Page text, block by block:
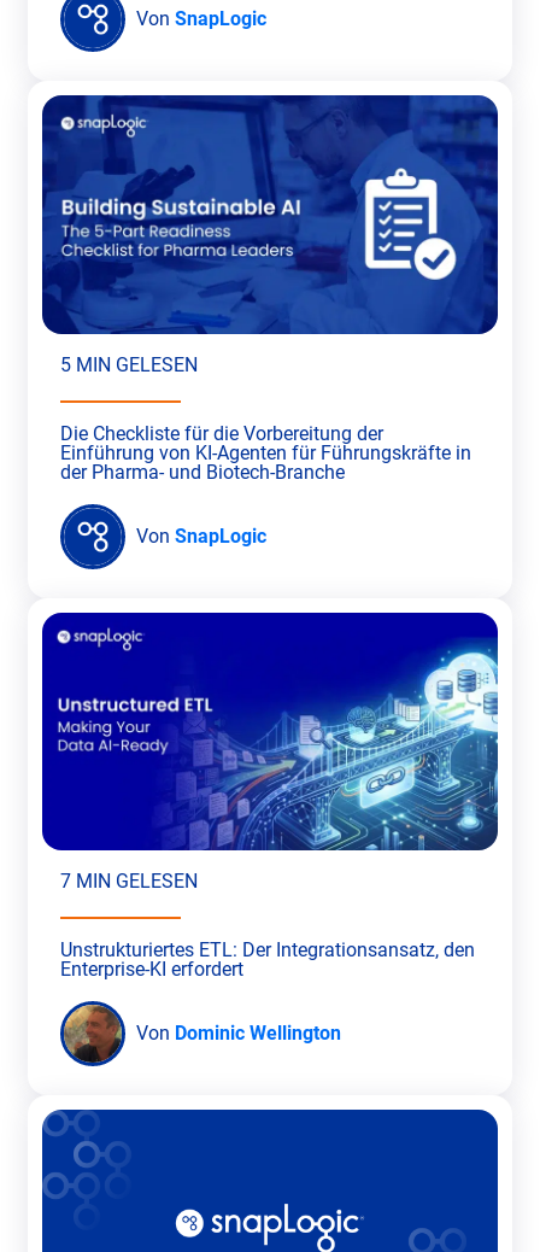
Von SnapLogic
5 MIN GELESEN
Die Checkliste für die Vorbereitung der
Einführung von KI-Agenten für Führungskräfte in
der Pharma- und Biotech-Branche
Von SnapLogic
7 MIN GELESEN
Unstrukturiertes ETL: Der Integrationsansatz, den
Enterprise-KI erfordert
Von Dominic Wellington